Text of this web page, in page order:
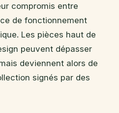
compromis entre
de fonctionnement
Les pièces haut de
peuvent dépasser
deviennent alors de
signés par des